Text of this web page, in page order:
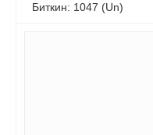
Биткин: 1047 (Un)